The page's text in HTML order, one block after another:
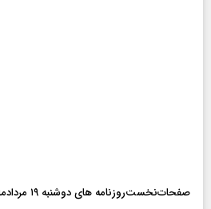
صفحات‌نخست‌روزنامه ها‌ی دوشنبه ۱۹ مردادماه